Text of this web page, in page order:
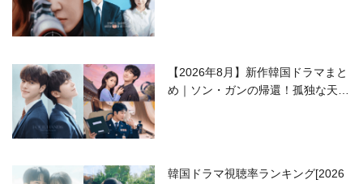
【2026年8月】新作韓国ドラマまと
め｜ソン・ガンの帰還！孤独な天才
韓国ドラマ視聴率ランキング[2026